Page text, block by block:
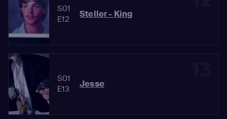
S01
E12
Steller - King
S01
E13
Jesse